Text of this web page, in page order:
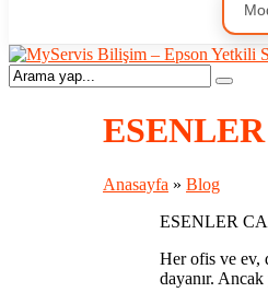
Anasayfa » Blog
ESENLER
Her ofis ve ev,
dayanır. Ancak